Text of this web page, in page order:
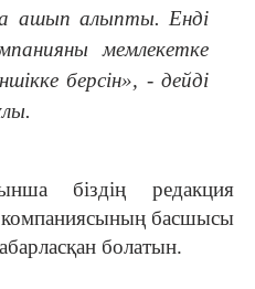
ашып алыпты. Енді
мемлекетке
берсін», - дейді
біздің редакция
компаниясының басшысы
болатын.